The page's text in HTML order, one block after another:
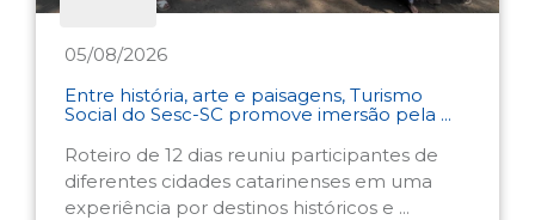
05/08/2026
Entre história, arte e paisagens, Turismo
Social do Sesc-SC promove imersão pela ...
Roteiro de 12 dias reuniu participantes de
diferentes cidades catarinenses em uma
experiência por destinos históricos e ...